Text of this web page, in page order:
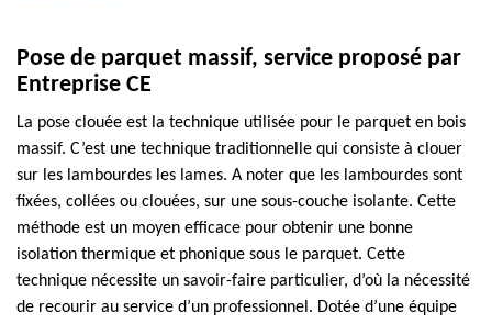
Pose de parquet massif, service proposé par
Entreprise CE
La pose clouée est la technique utilisée pour le parquet en bois
massif. C’est une technique traditionnelle qui consiste à clouer
sur les lambourdes les lames. A noter que les lambourdes sont
fixées, collées ou clouées, sur une sous-couche isolante. Cette
méthode est un moyen efficace pour obtenir une bonne
isolation thermique et phonique sous le parquet. Cette
technique nécessite un savoir-faire particulier, d’où la nécessité
de recourir au service d’un professionnel. Dotée d’une équipe